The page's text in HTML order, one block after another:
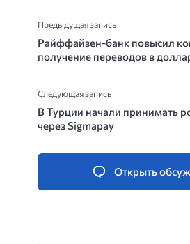
Предыдущая запись
Райффайзен-банк повысил
получение переводов в
Следующая запись
В Турции начали принимать
через Sigmapay
Открыть